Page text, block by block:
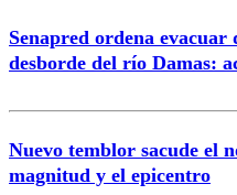
Senapred ordena evacuar
desborde del río Damas:
Nuevo temblor sacude el
magnitud y el epicentro